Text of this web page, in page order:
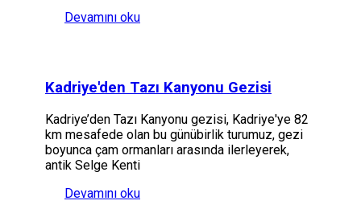
Devamını oku
Kadriye'den Tazı Kanyonu Gezisi
Kadriye’den Tazı Kanyonu gezisi, Kadriye'ye 82
km mesafede olan bu günübirlik turumuz, gezi
boyunca çam ormanları arasında ilerleyerek,
antik Selge Kenti
Devamını oku